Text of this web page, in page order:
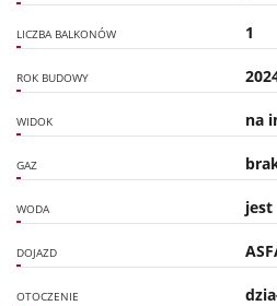
LICZBA BALKONÓW 1
ROK BUDOWY
WIDOK na
GAZ
WODA jest
DOJAZD
OTOCZENIE